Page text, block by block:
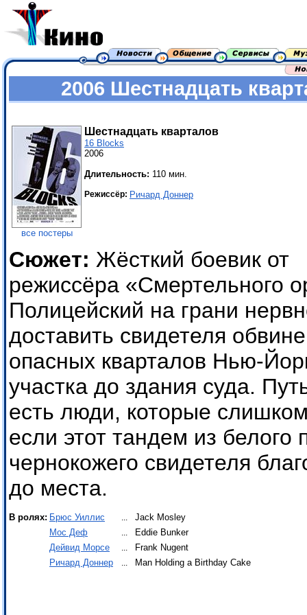
2006 Шестнадцать
все постеры
Шестнадцать кварталов
16 Blocks
2006
Длительность: 110 мин.
Режиссёр: Ричард Доннер
Сюжет: Жёсткий боевик от
режиссёра «Смертельного
Полицейский на грани
доставить свидетеля
опасных кварталов Нью-
участка до здания суда.
есть люди, которые
если этот тандем из белого
чернокожего свидетеля
до места.
В ролях: Брюс Уиллис ...
Jack Mosley
Мос Деф
...
Eddie Bunker
Дейвид Морсе
...
Frank Nugent
Ричард Доннер
... Man Holding a Birthday Cake